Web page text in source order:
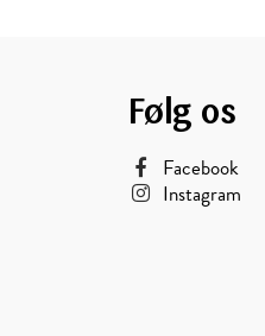
Følg os
Facebook
Instagram